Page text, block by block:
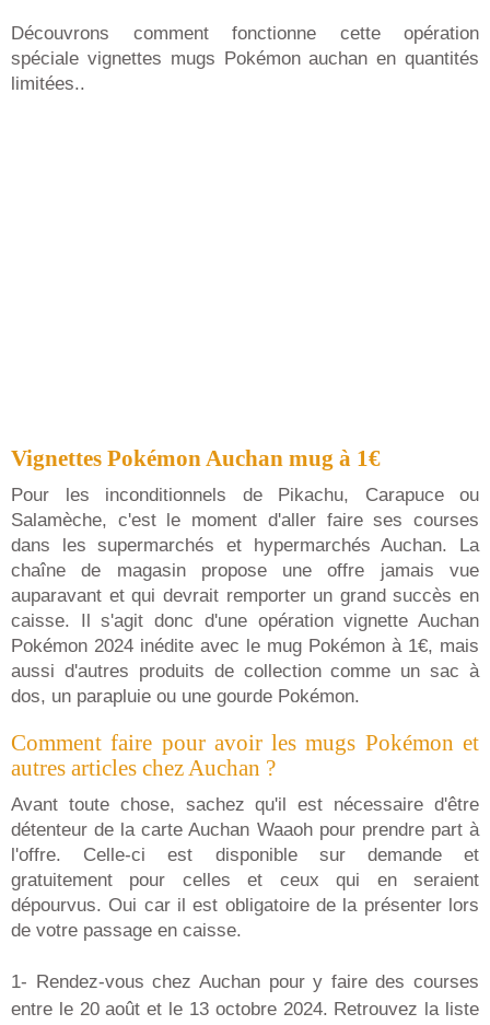
Découvrons comment fonctionne cette opération
spéciale vignettes mugs Pokémon auchan en quantités
limitées..
Vignettes Pokémon Auchan mug à 1€
Pour les inconditionnels de Pikachu, Carapuce ou
Salamèche, c'est le moment d'aller faire ses courses
dans les supermarchés et hypermarchés Auchan. La
chaîne de magasin propose une offre jamais vue
auparavant et qui devrait remporter un grand succès en
caisse. Il s'agit donc d'une opération vignette Auchan
Pokémon 2024 inédite avec le mug Pokémon à 1€, mais
aussi d'autres produits de collection comme un sac à
dos, un parapluie ou une gourde Pokémon.
Comment faire pour avoir les mugs Pokémon et
autres articles chez Auchan ?
Avant toute chose, sachez qu'il est nécessaire d'être
détenteur de la carte Auchan Waaoh pour prendre part à
l'offre. Celle-ci est disponible sur demande et
gratuitement pour celles et ceux qui en seraient
dépourvus. Oui car il est obligatoire de la présenter lors
de votre passage en caisse.
1- Rendez-vous chez Auchan pour y faire des courses
entre le 20 août et le 13 octobre 2024. Retrouvez la liste